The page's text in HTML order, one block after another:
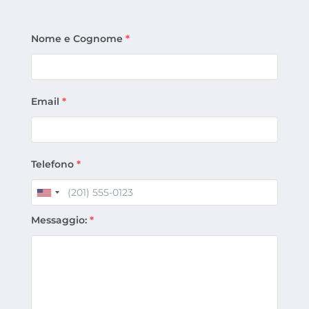
Nome e Cognome *
Email *
Telefono *
Messaggio: *